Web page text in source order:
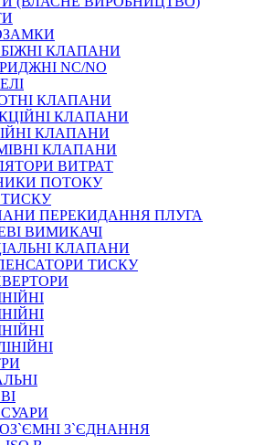
КЛАПАНИ
NC/NO
КЛАПАНИ
КЛАПАНИ
КЛАПАНИ
КЛАПАНИ
ВИТРАТ
ПОТОКУ
ТИСКУ
ПЕРЕКИДАННЯ ПЛУГА
ВИМИКАЧІ
КЛАПАНИ
ТИСКУ
З`ЄДНАННЯ